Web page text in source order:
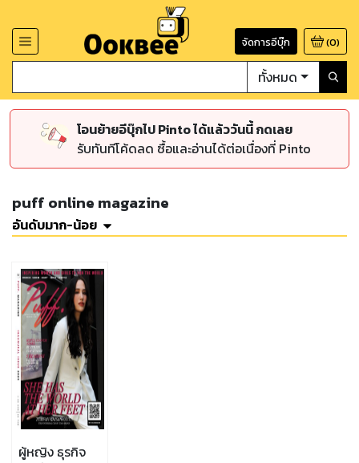
จัดการอีบุ๊ก (0)
ทั้งหมด
โอนย้ายอีบุ๊กไป Pinto ได้แล้ววันนี้ กดเลย
รับทันทีโค้ดลด ซื้อและอ่านได้ต่อเนื่องที่ Pinto
puff online magazine
อันดับมาก-น้อย
ผู้หญิง ธุรกิจ